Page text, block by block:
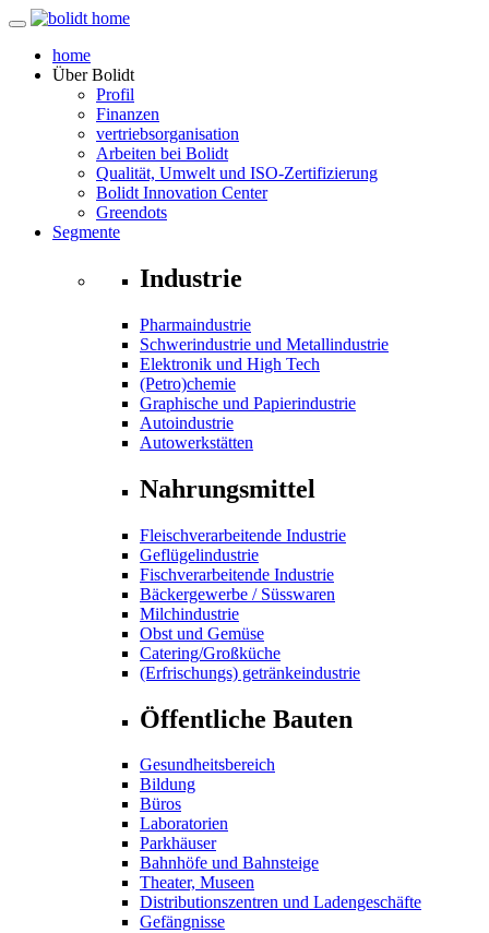
home
ÜberBolidt
Profil
Finanzen
vertriebsorganisation
Arbeiten bei Bolidt
Qualität, Umwelt und ISO-Zertifizierung
Bolidt Innovation Center
Greendots
Segmente
Industrie
Pharmaindustrie
Schwerindustrie und Metallindustrie
Elektronik und High Tech
(Petro)chemie
Graphische und Papierindustrie
Autoindustrie
Autowerkstätten
Nahrungsmittel
Fleischverarbeitende Industrie
Geflügelindustrie
Fischverarbeitende Industrie
Bäckergewerbe / Süsswaren
Milchindustrie
Obst und Gemüse
Catering/Großküche
(Erfrischungs) getränkeindustrie
Öffentliche Bauten
Gesundheitsbereich
Bildung
Büros
Laboratorien
Parkhäuser
Bahnhöfe und Bahnsteige
Theater, Museen
Distributionszentren und Ladengeschäfte
Gefängnisse